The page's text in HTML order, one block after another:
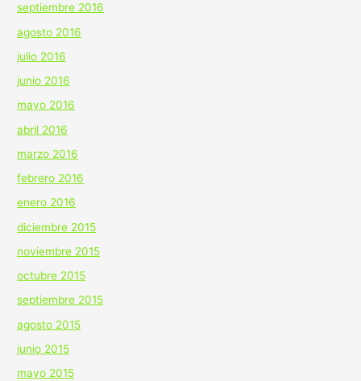
septiembre 2016
agosto 2016
julio 2016
junio 2016
mayo 2016
abril 2016
marzo 2016
febrero 2016
enero 2016
diciembre 2015
noviembre 2015
octubre 2015
septiembre 2015
agosto 2015
junio 2015
mayo 2015